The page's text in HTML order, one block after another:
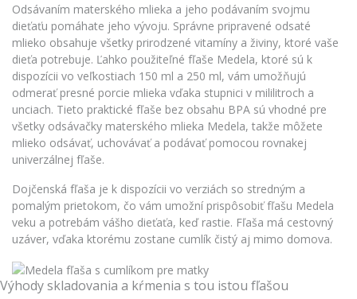
Odsávaním materského mlieka a jeho podávaním svojmu
dieťaťu pomáhate jeho vývoju. Správne pripravené odsaté
mlieko obsahuje všetky prirodzené vitamíny a živiny, ktoré vaše
dieťa potrebuje. Ľahko použiteľné fľaše Medela, ktoré sú k
dispozícii vo veľkostiach 150 ml a 250 ml, vám umožňujú
odmerať presné porcie mlieka vďaka stupnici v mililitroch a
unciach. Tieto praktické fľaše bez obsahu BPA sú vhodné pre
všetky odsávačky materského mlieka Medela, takže môžete
mlieko odsávať, uchovávať a podávať pomocou rovnakej
univerzálnej fľaše.
Dojčenská fľaša je k dispozícii vo verziách so stredným a
pomalým prietokom, čo vám umožní prispôsobiť fľašu Medela
veku a potrebám vášho dieťaťa, keď rastie. Fľaša má cestovný
uzáver, vďaka ktorému zostane cumlík čistý aj mimo domova.
Výhody skladovania a kŕmenia s tou istou fľašou